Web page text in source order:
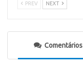
PREV NEXT
Comentários